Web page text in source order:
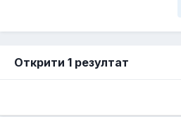
Открити 1 резултат